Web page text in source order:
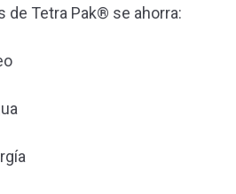
de Tetra Pak® se ahorra: